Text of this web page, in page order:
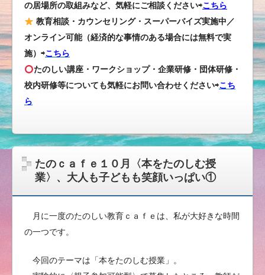
の居場所の取組みなど、気軽にご相談ください⇨こちら
教育相談・カウンセリング・スーパーバイズ実施中／
オンライン可能（経済的な事情のある場合には無料で実
施）⇨こちら
たのしい講座・ワークショップ・企業研修・団体研修・
校内研修等についても気軽にお問い合わせください⇨こち
ら
たのｃａｆｅ１０月〈本をたのしむ授
業〉、大人も子どもも笑顔いっぱい①
月に一度のたのしい教育ｃａｆｅは、私が大好きな時間
の一つです。
今回のテーマは「本をたのしむ授業」。